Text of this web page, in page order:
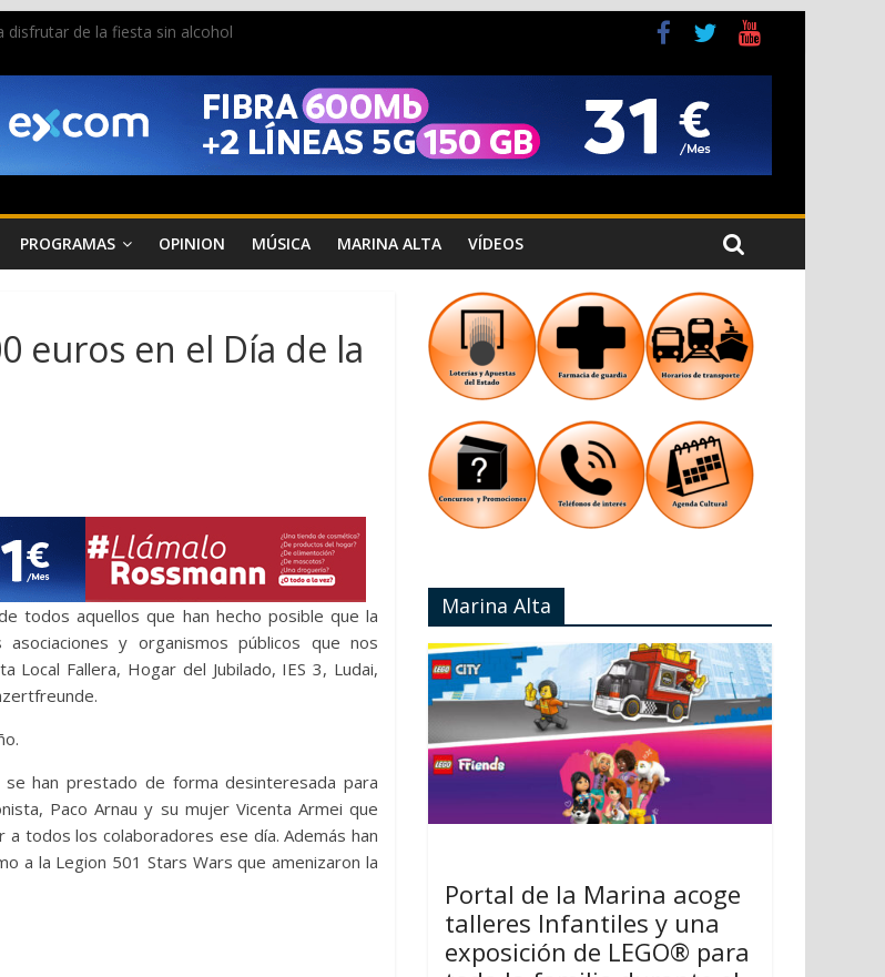
disfrutar de la fiesta sin alcohol
Marqués de Campo con la recepción a la Capitanía Cristiana
agosto a figuras nacionales e internacionales en los Jardins de Torrecremada
de la ciudad y dan inicio a las fiestas en Dénia
PROGRAMAS OPINION MÚSICA MARINA ALTA VÍDEOS
euros en el Día de la
todos aquellos que han hecho posible que la
y organismos públicos que nos
Local Fallera, Hogar del Jubilado, IES 3, Ludai,
han prestado de forma desinteresada para
Paco Arnau y su mujer Vicenta Armei que
todos los colaboradores ese día. Además han
a la Legion 501 Stars Wars que amenizaron la
Marina Alta
Portal de la Marina acoge
talleres Infantiles y una
exposición de LEGO® para